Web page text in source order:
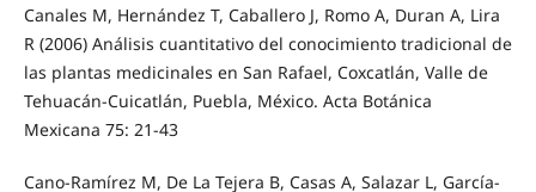
Canales M, Hernández T, Caballero J, Romo A, Duran A, Lira
R (2006) Análisis cuantitativo del conocimiento tradicional de
las plantas medicinales en San Rafael, Coxcatlán, Valle de
Tehuacán-Cuicatlán, Puebla, México. Acta Botánica
Mexicana 75: 21-43
Cano-Ramírez M, De La Tejera B, Casas A, Salazar L, García-